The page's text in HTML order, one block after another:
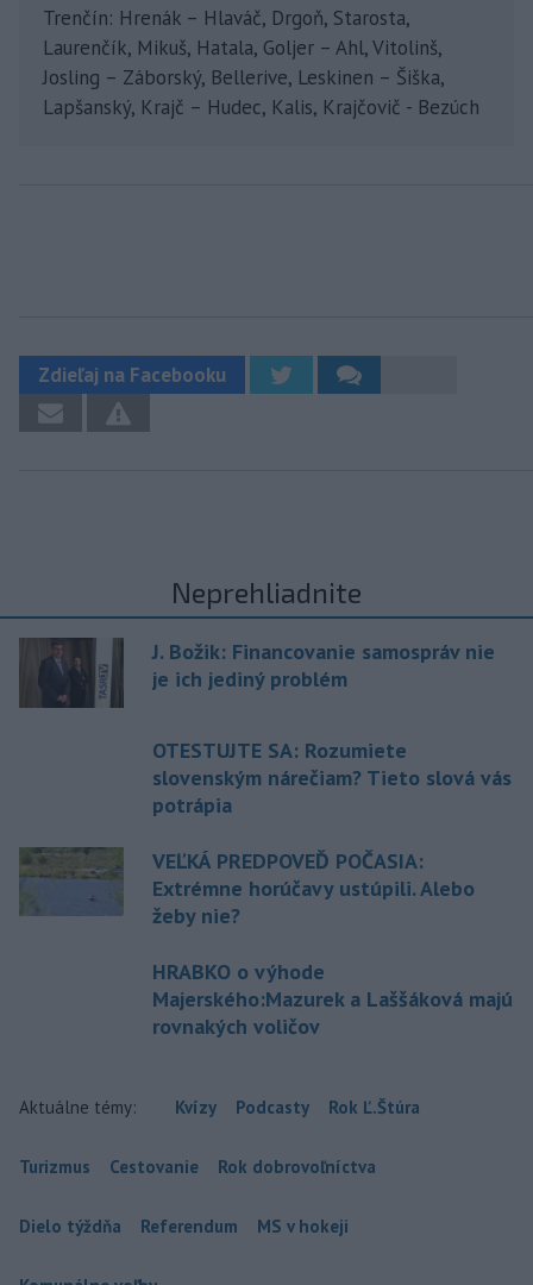
Trenčín: Hrenák – Hlaváč, Drgoň, Starosta,
Laurenčík, Mikuš, Hatala, Goljer – Ahl, Vitolinš,
Josling – Záborský, Bellerive, Leskinen – Šiška,
Lapšanský, Krajč – Hudec, Kalis, Krajčovič - Bezúch
Zdieľaj na Facebooku
Neprehliadnite
J. Božik: Financovanie samospráv nie
je ich jediný problém
OTESTUJTE SA: Rozumiete
slovenským nárečiam? Tieto slová vás
potrápia
VEĽKÁ PREDPOVEĎ POČASIA:
Extrémne horúčavy ustúpili. Alebo
žeby nie?
HRABKO o výhode
Majerského:Mazurek a Laššáková majú
rovnakých voličov
Aktuálne témy: Kvízy Podcasty Rok Ľ.Štúra
Turizmus Cestovanie Rok dobrovoľníctva
Dielo týždňa Referendum MS v hokeji